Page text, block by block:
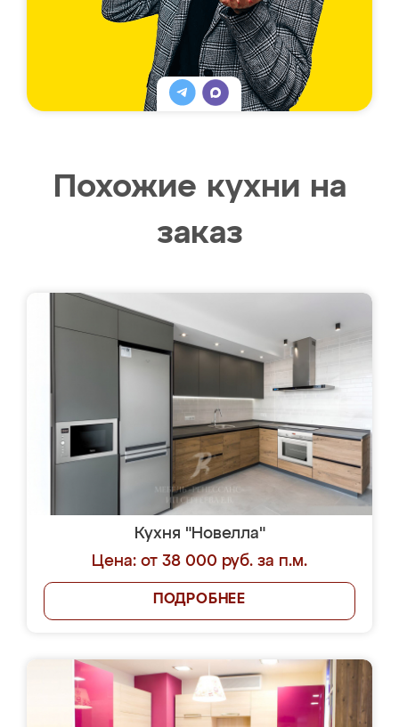
Похожие кухни на
заказ
Кухня "Новелла"
Цена: от 38 000 руб. за п.м.
ПОДРОБНЕЕ